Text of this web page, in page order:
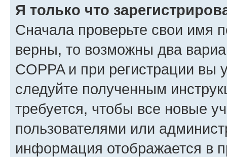
Я только что
Сначала проверьте свои имя
верны, то возможны два
COPPA и при регистрации вы
следуйте полученным
требуется, чтобы все новые
пользователями или
информация отображается в